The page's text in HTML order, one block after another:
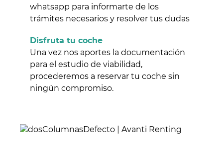
whatsapp para informarte de los
trámites necesarios y resolver tus dudas
Disfruta tu coche
Una vez nos aportes la documentación
para el estudio de viabilidad,
procederemos a reservar tu coche sin
ningún compromiso.